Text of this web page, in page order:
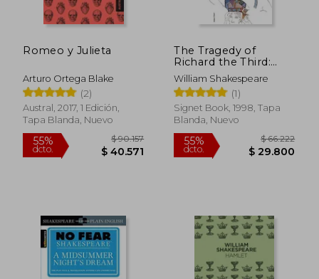
30% 45%
dcto.
Romeo y Julieta
Arturo Ortega Blake
(2)
Austral, 2017, 1 Edición,
Tapa Blanda, Nuevo
The Tragedy of
Richard the Third:
With new and
Updated Critical
Essays and a Revised
Bibliography (en
Inglés)
William Shakespeare
(1)
Signet Book, 1998, Tapa
Blanda, Nuevo